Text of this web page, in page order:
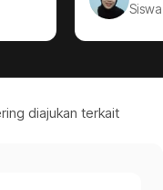
diajukan terkait